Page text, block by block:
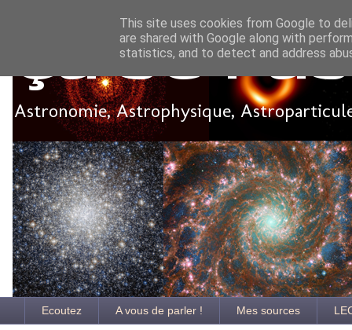
Ça se
Astronomie, Astrophysique,
Ecoutez A vous de parler ! Mes sources
This site uses cookies from Google to
are shared with Google along with
statistics, and to detect and address